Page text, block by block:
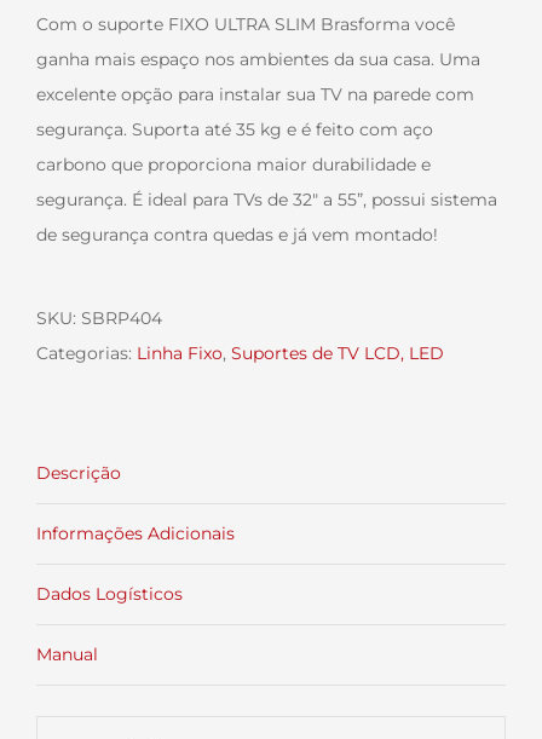
Com o suporte FIXO ULTRA SLIM Brasforma você
ganha mais espaço nos ambientes da sua casa. Uma
excelente opção para instalar sua TV na parede com
segurança. Suporta até 35 kg e é feito com aço
carbono que proporciona maior durabilidade e
segurança. É ideal para TVs de 32″ a 55”, possui sistema
de segurança contra quedas e já vem montado!
SKU: SBRP404
Categorias: Linha Fixo, Suportes de TV LCD, LED
Descrição
Informações Adicionais
Dados Logísticos
Manual